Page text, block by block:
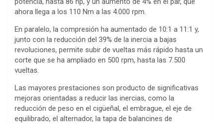
ahora llega a los 110 Nm a las 4.000 rpm.
En paralelo, la compresión ha aumentado de 10:1 a 11:1 y,
junto con la reducción del 39% de la inercia a bajas
revoluciones, permite subir de vueltas más rápido hasta un
corte que se ha ampliado en 500 rpm, hasta las 7.500
vueltas.
Las mayores prestaciones son producto de significativas
mejoras orientadas a reducir las inercias, como la
reducción de peso en el cigüeñal, el embrague, el eje de
equilibrado, el alternador, la tapa de balancines de